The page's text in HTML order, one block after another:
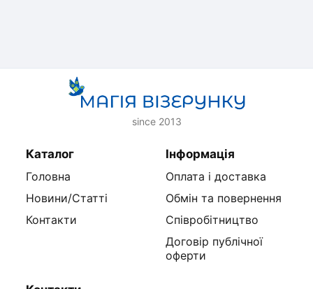
since 2013
Каталог
Головна
Новини/Статті
Контакти
Інформація
Оплата і доставка
Обмін та повернення
Співробітництво
Договір публічної
оферти